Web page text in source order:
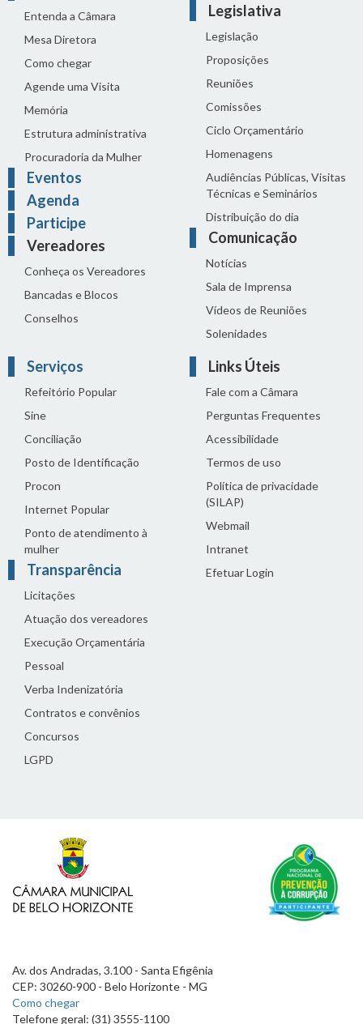
Entenda a Câmara
Mesa Diretora
Como chegar
Agende uma Visita
Memória
Estrutura administrativa
Procuradoria da Mulher
Eventos
Agenda
Participe
Vereadores
Conheça os Vereadores
Bancadas e Blocos
Conselhos
Legislativa
Legislação
Proposições
Reuniões
Comissões
Ciclo Orçamentário
Homenagens
Audiências Públicas, Visitas
Técnicas e Seminários
Distribuição do dia
Comunicação
Notícias
Sala de Imprensa
Vídeos de Reuniões
Solenidades
Serviços
Refeitório Popular
Sine
Conciliação
Posto de Identificação
Procon
Internet Popular
Ponto de atendimento à
mulher
Transparência
Licitações
Atuação dos vereadores
Execução Orçamentária
Pessoal
Verba Indenizatória
Contratos e convênios
Concursos
LGPD
Links Úteis
Fale com a Câmara
Perguntas Frequentes
Acessibilidade
Termos de uso
Política de privacidade
(SILAP)
Webmail
Intranet
Efetuar Login
Av. dos Andradas, 3.100 - Santa Efigênia
CEP: 30260-900 - Belo Horizonte - MG
Como chegar
Telefone geral: (31) 3555-1100